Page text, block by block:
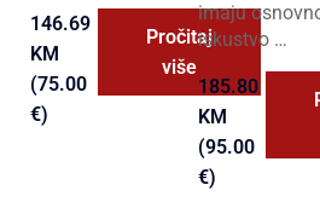
146.69
KM
(75.00
€)
Pročitaj
više
imaju
iskustvo …
185.80
KM
(95.00
€)